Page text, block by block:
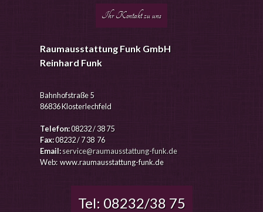
Ihr Kontakt zu uns
Raumausstattung Funk GmbH
Reinhard Funk
Bahnhofstraße 5
86836 Klosterlechfeld
Telefon:08232 / 38 75
Fax:08232 / 7 38 76
Email: service@raumausstattung-funk.de
Web: www.raumausstattung-funk.de
Tel: 08232/38 75